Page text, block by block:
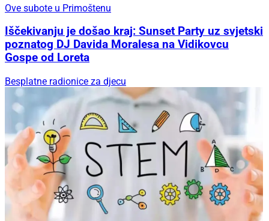
Ove subote u Primoštenu
Iščekivanju je došao kraj: Sunset Party uz svjetski
poznatog DJ Davida Moralesa na Vidikovcu
Gospe od Loreta
Besplatne radionice za djecu